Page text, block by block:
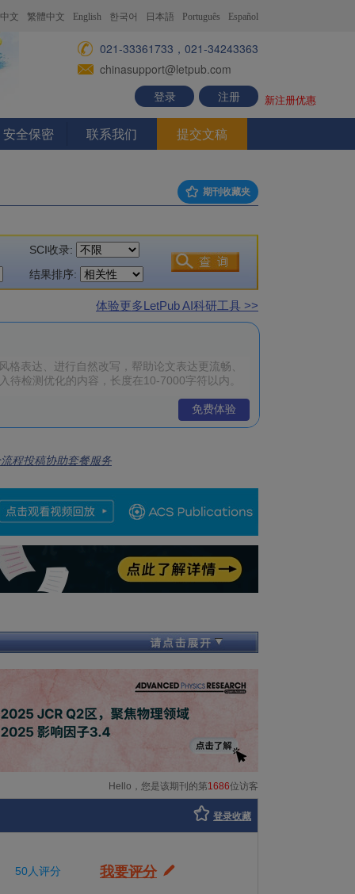
中文 繁體中文 English 한국어 日本語 Português Español
021-33361733，021-34243363
chinasupport@letpub.com
登录
注册 新注册优惠
安全保密 联系我们 提交文稿
期刊收藏夹
SCI收录:
结果排序:
体验更多LetPub AI科研工具 >>
免费体验
程投稿协助套餐服务
Hello，您是该期刊的第1686位访客
登录收藏
50人评分 我要评分